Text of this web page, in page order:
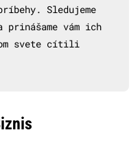
Sledujeme
vám ich
svete cítili